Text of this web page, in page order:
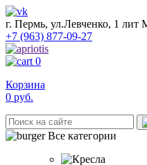
г. Пермь, ул.Левченко, 1 лит
+7 (963) 877-09-27
0
Корзина
0 руб.
Все категории